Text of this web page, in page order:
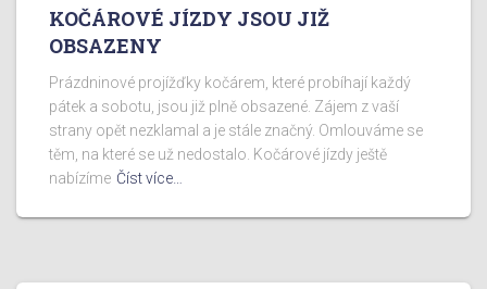
KOČÁROVÉ JÍZDY JSOU JIŽ
OBSAZENY
Prázdninové projížďky kočárem, které probíhají každý
pátek a sobotu, jsou již plně obsazené. Zájem z vaší
strany opět nezklamal a je stále značný. Omlouváme se
těm, na které se už nedostalo. Kočárové jízdy ještě
nabízíme Číst více…